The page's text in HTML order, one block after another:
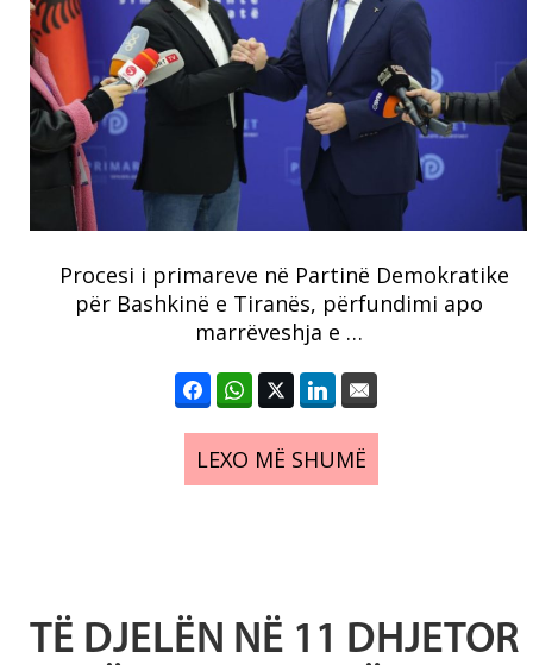
Procesi i primareve në Partinë Demokratike
për Bashkinë e Tiranës, përfundimi apo
marrëveshja e …
LEXO MË SHUMË
TË DJELËN NË 11 DHJETOR